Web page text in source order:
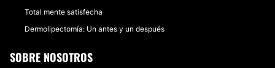
Total mente satisfecha
Dermolipectomía: Un antes y un después
SOBRE NOSOTROS